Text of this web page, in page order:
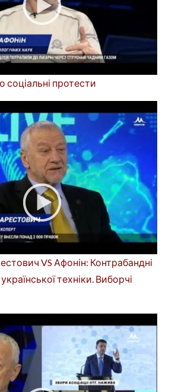
соціальні протести
VS Афонін: Контрабандні
техніки. Виборчі